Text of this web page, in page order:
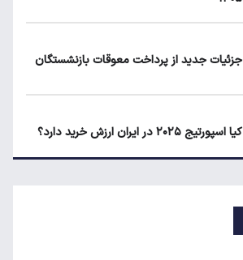
جزئیات جدید از پرداخت معوقات بازنشستگان
کیا اسپورتیج ۲۰۲۵ در ایران ارزش خرید دارد؟
نگاه دلار به هرمز